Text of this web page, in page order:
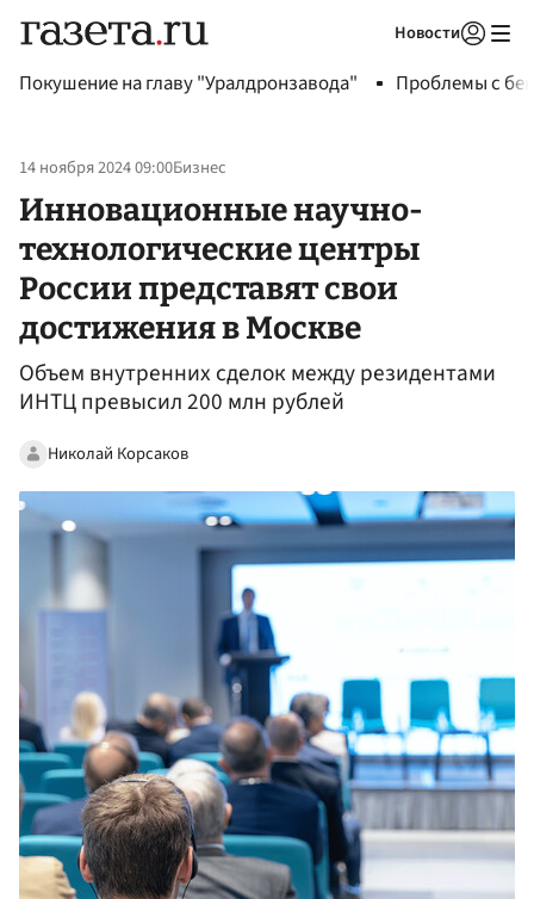
Новости
Покушение на главу "Уралдронзавода" Проблемы с
14 ноября 2024 09:00Бизнес
Инновационные научно-
технологические центры
России представят свои
достижения в Москве
Объем внутренних сделок между резидентами
ИНТЦ превысил 200 млн рублей
Николай Корсаков